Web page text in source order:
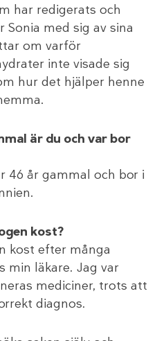
har redigerats och
med sig av sina
om varför
inte visade sig
hur det hjälper henne
är du och var bor
46 år gammal och bor i
kost?
kost efter många
min läkare. Jag var
mediciner, trots att
diagnos.